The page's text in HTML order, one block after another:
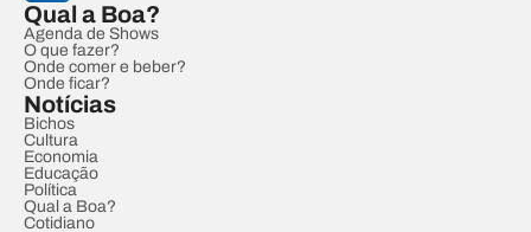
Qual a Boa?
Agenda de Shows
O que fazer?
Onde comer e beber?
Onde ficar?
Notícias
Bichos
Cultura
Economia
Educação
Política
Qual a Boa?
Cotidiano